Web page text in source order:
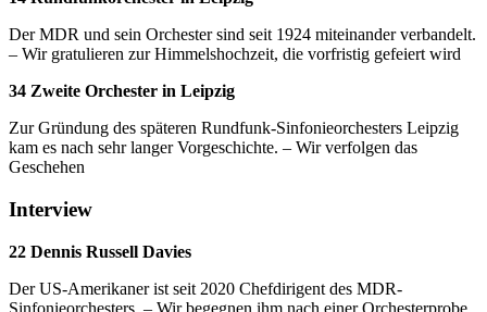
Der MDR und sein Orchester sind seit 1924 miteinander verbandelt.
– Wir gratulieren zur Himmelshochzeit, die vorfristig gefeiert wird
34 Zweite Orchester in Leipzig
Zur Gründung des späteren Rundfunk-Sinfonieorchesters Leipzig
kam es nach sehr langer Vorgeschichte. – Wir verfolgen das
Geschehen
Interview
22 Dennis Russell Davies
Der US-Amerikaner ist seit 2020 Chefdirigent des MDR-
Sinfonieorchesters. – Wir begegnen ihm nach einer Orchesterprobe